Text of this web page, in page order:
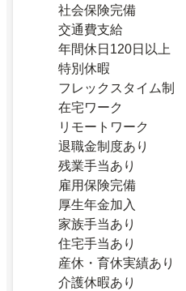
社会保険完備
交通費支給
年間休日120日以上
特別休暇
フレックスタイム制
在宅ワーク
リモートワーク
退職金制度あり
残業手当あり
雇用保険完備
厚生年金加入
家族手当あり
住宅手当あり
産休・育休実績あり
介護休暇あり